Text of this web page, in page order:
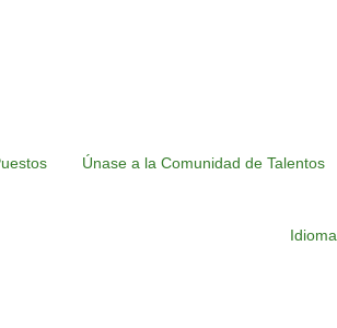
Únase a la Comunidad de Talentos
Idioma